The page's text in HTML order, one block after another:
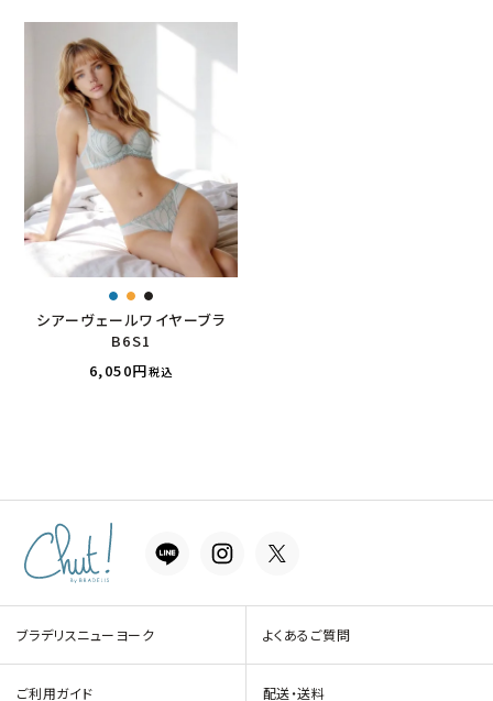
シアーヴェールワイヤーブラ
B6S1
6,050
税込
ブラデリスニューヨーク よくあるご質問
ご利用ガイド 配送・送料